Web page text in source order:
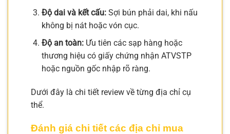
Độ dai và kết cấu:Sợi bún phải dai, khi nấu
không bị nát hoặc vón cục.
Độ an toàn:Ưu tiên các sạp hàng hoặc
thương hiệu có giấy chứng nhận ATVSTP
hoặc nguồn gốc nhập rõ ràng.
Dưới đây là chi tiết review về từng địa chỉ cụ
thể.
Đánh giá chi tiết các địa chỉ mua